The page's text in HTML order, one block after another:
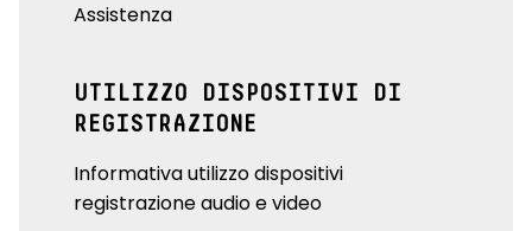
Assistenza
UTILIZZO DISPOSITIVI DI
REGISTRAZIONE
Informativa utilizzo dispositivi
registrazione audio e video